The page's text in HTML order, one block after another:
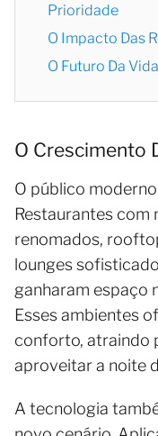
Prioridade
O Impacto Das
O Futuro Da
O Crescimento
O público
Restaurantes com
renomados,
lounges
ganharam espaço
Esses ambientes
conforto, atraindo
aproveitar a noite
A tecnologia